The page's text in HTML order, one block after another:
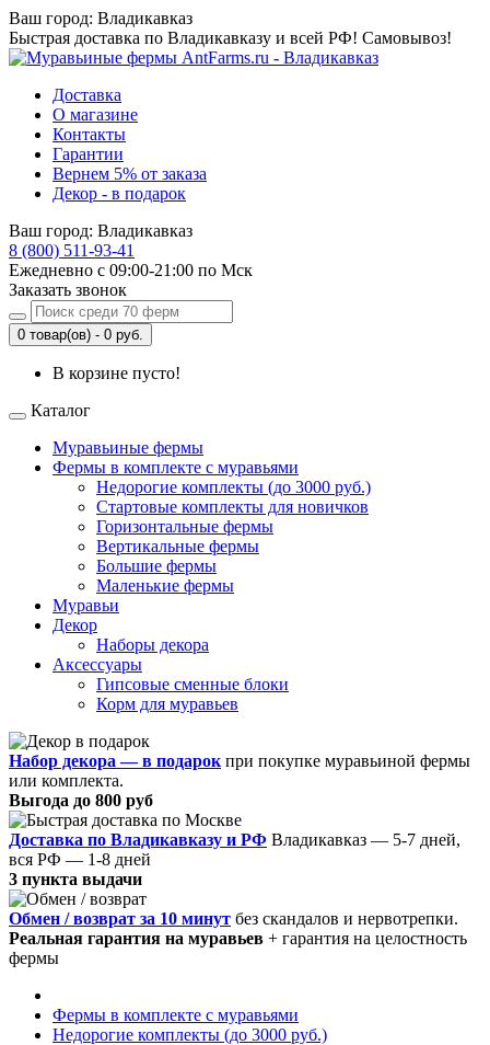
Ваш город: Владикавказ
Быстрая доставка по Владикавказу и всей РФ! Самовывоз!
Доставка
О магазине
Контакты
Гарантии
Вернем 5% от заказа
Декор - в подарок
Ваш город: Владикавказ
8 (800) 511-93-41
Ежедневно с 09:00-21:00 по Мск
Заказать звонок
0 товар(ов) - 0 руб.
В корзине пусто!
Каталог
Муравьиные фермы
Фермы в комплекте с муравьями
Недорогие комплекты (до 3000 руб.)
Стартовые комплекты для новичков
Горизонтальные фермы
Вертикальные фермы
Большие фермы
Маленькие фермы
Муравьи
Декор
Наборы декора
Аксессуары
Гипсовые сменные блоки
Корм для муравьев
Набор декора — в подарок при покупке муравьиной фермы
или комплекта.
Выгода до 800 руб
Доставка по Владикавказу и РФ Владикавказ — 5-7 дней,
вся РФ — 1-8 дней
3 пункта выдачи
Обмен / возврат за 10 минут без скандалов и нервотрепки.
Реальная гарантия на муравьев + гарантия на целостность
фермы
Фермы в комплекте с муравьями
Недорогие комплекты (до 3000 руб.)